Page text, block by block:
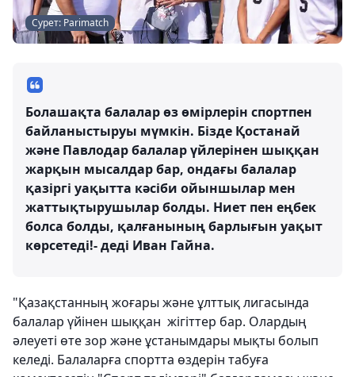
Сурет: Parimatch
Болашақта балалар өз өмірлерін спортпен
байланыстыруы мүмкін. Бізде Қостанай
және Павлодар балалар үйлерінен шыққан
жарқын мысалдар бар, ондағы балалар
қазіргі уақытта кәсіби ойыншылар мен
жаттықтырушылар болды. Ниет пен еңбек
болса болды, қалғанының барлығын уақыт
көрсетеді!- деді Иван Гайна.
"Қазақстанның жоғары және ұлттық лигасында
балалар үйінен шыққан жігіттер бар. Олардың
әлеуеті өте зор және ұстанымдары мықты болып
келеді. Балаларға спортта өздерін табуға